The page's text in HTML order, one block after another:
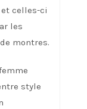
celles-ci
les
montres.
style